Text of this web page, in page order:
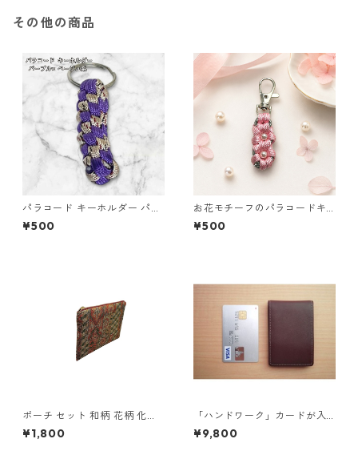
その他の商品
パラコード キーホルダー パー
プル ベージュ系 編み込み s34
¥500
お花モチーフのパラコードキ
ーホルダー ピンク×グレー ハ
ンドメイド 国産 本革 ヌメ革
¥500
ポーチ セット 和柄 花柄 化粧
ポーチ 小物入れ マチあり マチ
なし o63 布小物 ハンドメイド
¥1,800
「ハンドワーク」カードが入
る小さな小銭入れ ネイビー
¥9,800